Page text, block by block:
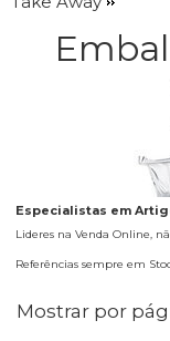
Especialistas em
Lideres na Venda Online,
Referências sempre em
Mostrar por